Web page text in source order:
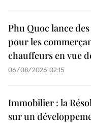
Phu Quoc lance
pour les
chauffeurs en vue
06/08/2026 02:15
Immobilier : la
sur un